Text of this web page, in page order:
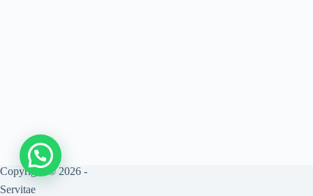
Copyright © 2026 -
Servitae